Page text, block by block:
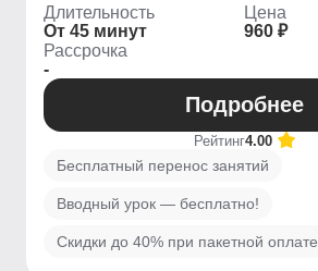
Длительность
От 45 минут
Цена
960 ₽
Рассрочка
-
Подробнее
Рейтинг4.00
Бесплатный перенос занятий
Вводный урок — бесплатно!
Скидки до 40% при пакетной оплате